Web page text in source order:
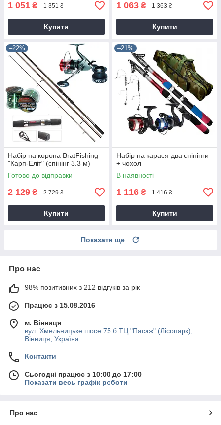
1 051 ₴ 1 351 ₴
Купити
1 063 ₴ 1 363 ₴
Купити
–22%
Набір на коропа BratFishing
"Карп-Еліт" (спінінг 3.3 м)
Готово до відправки
2 129 ₴ 2 729 ₴
Купити
–21%
Набір на карася два спінінги
+ чохол
В наявності
1 116 ₴ 1 416 ₴
Купити
Показати ще
Про нас
98% позитивних з 212 відгуків за рік
Працює з 15.08.2016
м. Вінниця
вул. Хмельницьке шосе 75 б ТЦ "Пасаж" (Лісопарк),
Вінниця, Україна
Контакти
Сьогодні працює з 10:00 до 17:00
Показати весь графік роботи
Про нас